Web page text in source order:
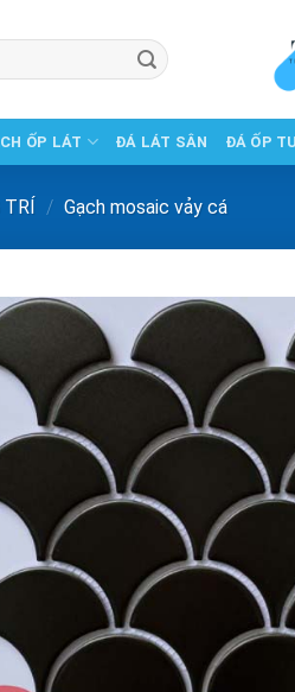
ỐP LÁT ĐÁ LÁT SÂN ĐÁ ỐP
TRÍ / Gạch mosaic vảy cá